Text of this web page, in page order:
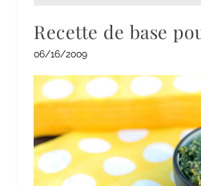
Recette de base
06/16/2009